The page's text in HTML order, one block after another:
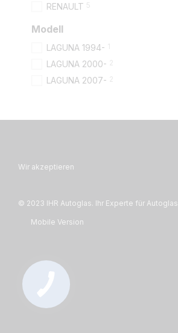
RENAULT 5
Modell
LAGUNA 1994-
LAGUNA 2000- 2
LAGUNA 2007- 2
Wir akzeptieren
© 2023 IHR Autoglas. Ihr Experte für Autoglas
Mobile Version